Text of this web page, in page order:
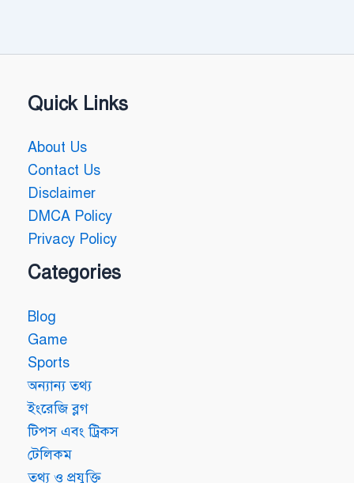
Quick Links
About Us
Contact Us
Disclaimer
DMCA Policy
Privacy Policy
Categories
Blog
Game
Sports
অন্যান্য তথ্য
ইংরেজি ব্লগ
টিপস এবং ট্রিকস
টেলিকম
তথ্য ও প্রযুক্তি